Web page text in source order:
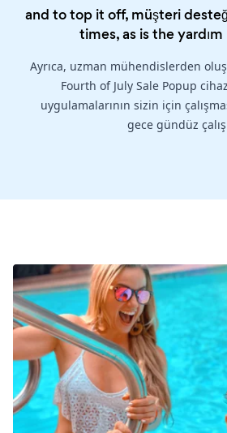
and to top it off, müşteri
times, as is the
Ayrıca, uzman mühendislerden
Fourth of July Sale Popup
uygulamalarının sizin için
gece gündüz